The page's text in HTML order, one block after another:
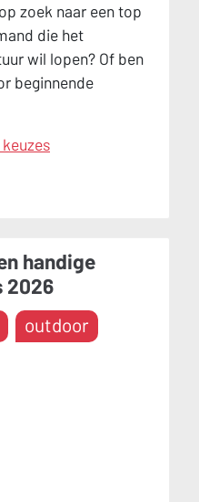
zoek naar een top
die het
wil lopen? Of ben
beginnende
handige
2026
outdoor